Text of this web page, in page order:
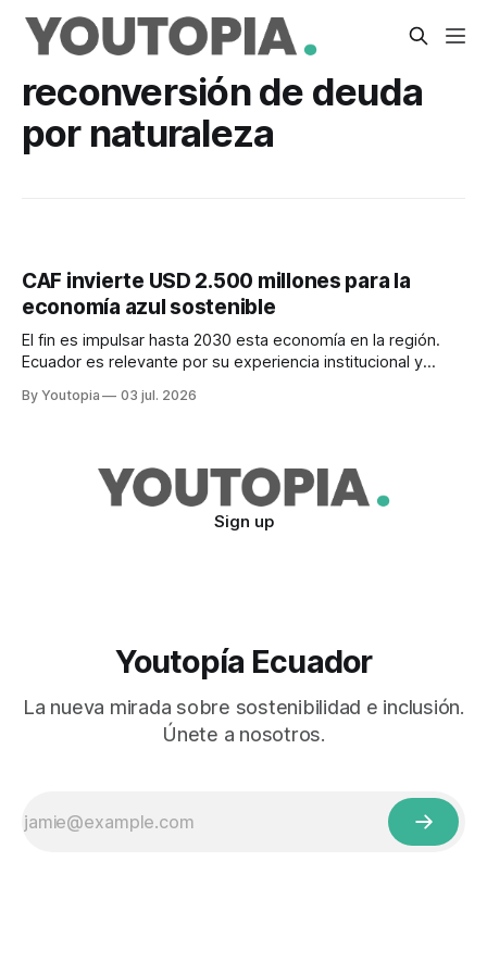
reconversión de deuda
por naturaleza
CAF invierte USD 2.500 millones para la
economía azul sostenible
El fin es impulsar hasta 2030 esta economía en la región.
Ecuador es relevante por su experiencia institucional y
By Youtopia 03 jul. 2026
Sign up
Youtopía Ecuador
La nueva mirada sobre sostenibilidad e inclusión.
Únete a nosotros.